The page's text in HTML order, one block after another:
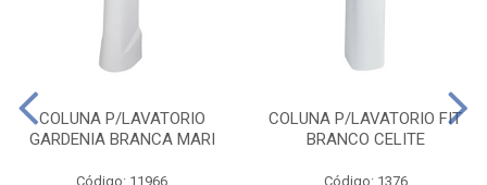
COLUNA P/LAVATORIO
GARDENIA BRANCA MARI
Código: 11966
COLUNA P/LAVATORIO FIT
BRANCO CELITE
Código: 1376